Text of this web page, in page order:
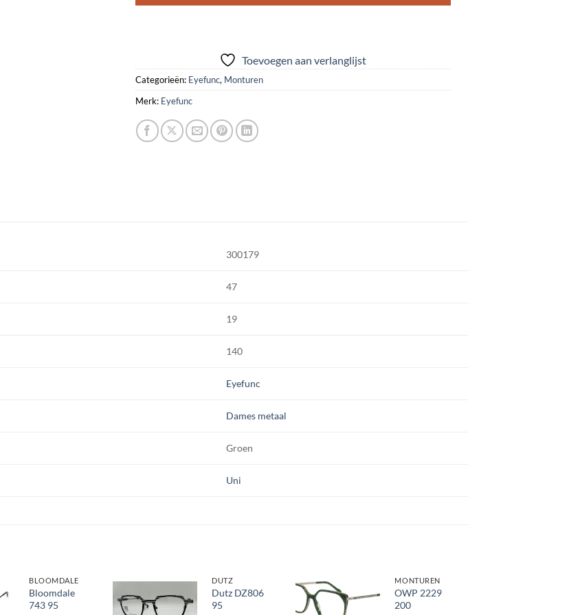
Toevoegen aan verlanglijst
Categorieën: Eyefunc, Monturen
Merk: Eyefunc
300179
47
19
140
Eyefunc
Dames metaal
Groen
Uni
BLOOMDALE
Bloomdale
743 95
Toevoegen
DUTZ
Dutz DZ806
95
Toevoegen
MONTUREN
OWP 2229
200